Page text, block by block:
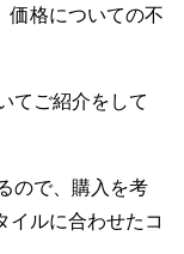
価格についての不
てご紹介をして
ので、購入を考
イルに合わせたコ